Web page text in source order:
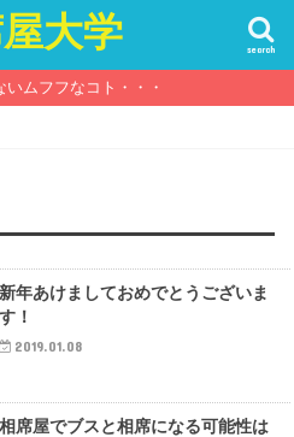
大学 search
いムフフなコト・・・
新年あけましておめでとうございま
す！
2019.01.08
相席屋でブスと相席になる可能性は